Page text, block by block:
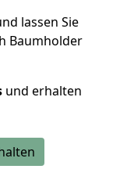
lassen Sie
Baumholder
und erhalten